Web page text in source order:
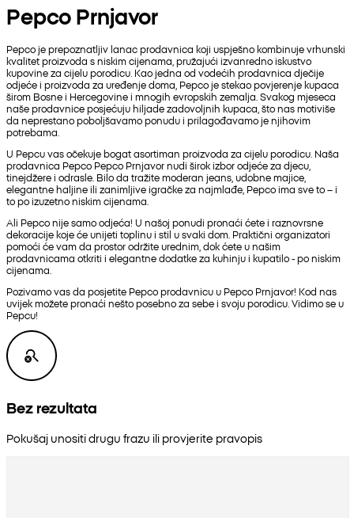
Pepco Prnjavor
Pepco je prepoznatljiv lanac prodavnica koji uspješno kombinuje vrhunski
kvalitet proizvoda s niskim cijenama, pružajući izvanredno iskustvo
kupovine za cijelu porodicu. Kao jedna od vodećih prodavnica dječije
odjeće i proizvoda za uređenje doma, Pepco je stekao povjerenje kupaca
širom Bosne i Hercegovine i mnogih evropskih zemalja. Svakog mjeseca
naše prodavnice posjećuju hiljade zadovoljnih kupaca, što nas motiviše
da neprestano poboljšavamo ponudu i prilagođavamo je njihovim
potrebama.
U Pepcu vas očekuje bogat asortiman proizvoda za cijelu porodicu. Naša
prodavnica Pepco Pepco Prnjavor nudi širok izbor odjeće za djecu,
tinejdžere i odrasle. Bilo da tražite moderan jeans, udobne majice,
elegantne haljine ili zanimljive igračke za najmlađe, Pepco ima sve to – i
to po izuzetno niskim cijenama.
Ali Pepco nije samo odjeća! U našoj ponudi pronaći ćete i raznovrsne
dekoracije koje će unijeti toplinu i stil u svaki dom. Praktični organizatori
pomoći će vam da prostor održite urednim, dok ćete u našim
prodavnicama otkriti i elegantne dodatke za kuhinju i kupatilo - po niskim
cijenama.
Pozivamo vas da posjetite Pepco prodavnicu u Pepco Prnjavor! Kod nas
uvijek možete pronaći nešto posebno za sebe i svoju porodicu. Vidimo se u
Pepcu!
Bez rezultata
Pokušaj unositi drugu frazu ili provjerite pravopis